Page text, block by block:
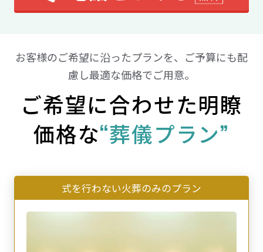
お客様のご希望に沿ったプランを、ご予算にも配
慮し最適な価格でご用意。
ご希望に合わせた明瞭
価格な“葬儀プラン”
式を行わない火葬のみのプラン